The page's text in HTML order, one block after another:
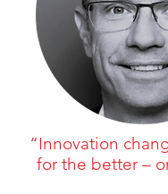
“Innovation
for the better –